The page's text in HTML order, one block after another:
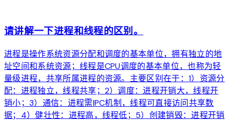
请讲解一下进程和线程的区别。
进程是操作系统资源分配和调度的基本单位，拥有独立的地
址空间和系统资源；线程是CPU调度的基本单位，也称为轻
量级进程，共享所属进程的资源。主要区别在于：1）资源分
配：进程独立，线程共享；2）调度：进程开销大，线程开
销小；3）通信：进程需IPC机制，线程可直接访问共享数
据；4）健壮性：进程高，线程低；5）创建销毁：进程开销